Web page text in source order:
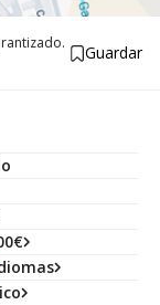
Guardar